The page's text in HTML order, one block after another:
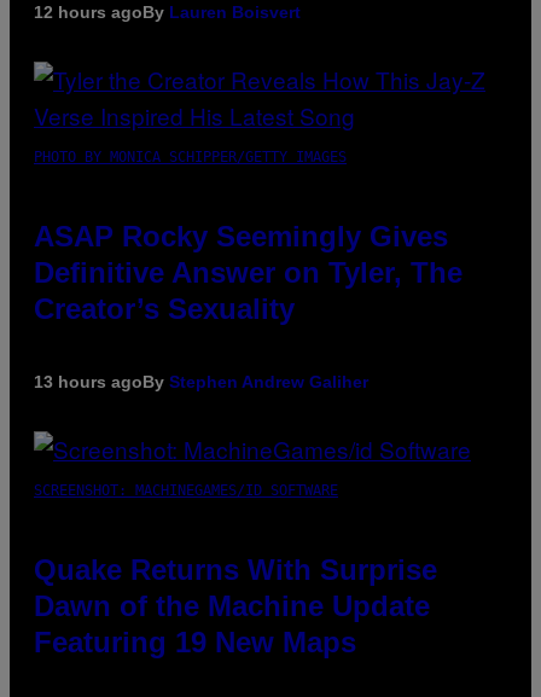
12 hours agoBy Lauren Boisvert
PHOTO BY MONICA SCHIPPER/GETTY IMAGES
ASAP Rocky Seemingly Gives
Definitive Answer on Tyler, The
Creator’s Sexuality
13 hours agoBy Stephen Andrew Galiher
SCREENSHOT: MACHINEGAMES/ID SOFTWARE
Quake Returns With Surprise
Dawn of the Machine Update
Featuring 19 New Maps